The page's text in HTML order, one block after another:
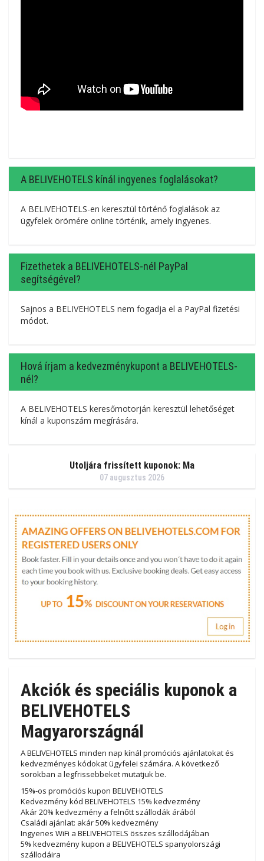
A BELIVEHOTELS kínál ingyenes foglalásokat?
A BELIVEHOTELS-en keresztül történő foglalások az
ügyfelek örömére online történik, amely ingyenes.
Fizethetek a BELIVEHOTELS-nél PayPal
segítségével?
Sajnos a BELIVEHOTELS nem fogadja el a PayPal fizetési
módot.
Hová írjam a kedvezménykupont a BELIVEHOTELS-
nél?
A BELIVEHOTELS keresőmotorján keresztül lehetőséget
kínál a kuponszám megírására.
Utoljára frissített kuponok: Ma
07 augusztus 2026
Akciók és speciális kuponok a
BELIVEHOTELS
Magyarországnál
A BELIVEHOTELS minden nap kínál promóciós ajánlatokat és
kedvezményes kódokat ügyfelei számára. A következő
sorokban a legfrissebbeket mutatjuk be.
15%-os promóciós kupon BELIVEHOTELS
Kedvezmény kód BELIVEHOTELS 15% kedvezmény
Akár 20% kedvezmény a felnőtt szállodák árából
Családi ajánlat: akár 50% kedvezmény
Ingyenes WiFi a BELIVEHOTELS összes szállodájában
5% kedvezmény kupon a BELIVEHOTELS spanyolországi
szállodáira